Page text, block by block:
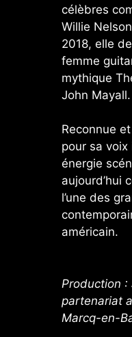
célèbres
Willie
2018, elle
femme
mythique
John Mayall.
Reconnue
pour sa
énergie
aujourd’hui
l’une des
américain.
Production :
partenariat
Marcq-en-